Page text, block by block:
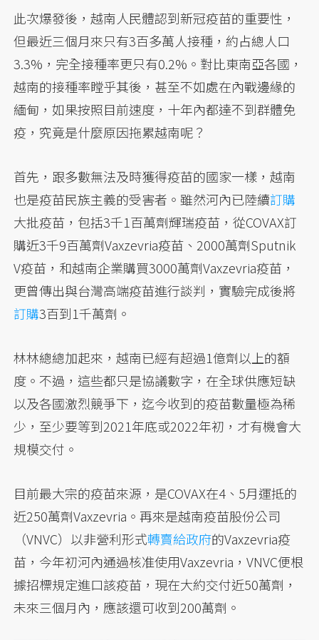
此次爆發後，越南人民體認到新冠疫苗的重要性，
但最近三個月來只有3百多萬人接種，約占總人口
3.3%，完全接種率更只有0.2%。對比東南亞各國，
越南的接種率瞠乎其後，甚至不如處在內戰邊緣的
緬甸，如果按照目前速度，十年內都達不到群體免
疫，究竟是什麼原因拖累越南呢？
首先，跟多數無法及時獲得疫苗的國家一樣，越南
也是疫苗民族主義的受害者。雖然河內已陸續訂購
大批疫苗，包括3千1百萬劑輝瑞疫苗，從COVAX訂
購近3千9百萬劑Vaxzevria疫苗、2000萬劑Sputnik
V疫苗，和越南企業購買3000萬劑Vaxzevria疫苗，
更曾傳出與台灣高端疫苗進行談判，實驗完成後將
訂購3百到1千萬劑。
林林總總加起來，越南已經有超過1億劑以上的額
度。不過，這些都只是協議數字，在全球供應短缺
以及各國激烈競爭下，迄今收到的疫苗數量極為稀
少，至少要等到2021年底或2022年初，才有機會大
規模交付。
目前最大宗的疫苗來源，是COVAX在4、5月運抵的
近250萬劑Vaxzevria。再來是越南疫苗股份公司
（VNVC）以非營利形式轉賣給政府的Vaxzevria疫
苗，今年初河內通過核准使用Vaxzevria，VNVC便根
據招標規定進口該疫苗，現在大約交付近50萬劑，
未來三個月內，應該還可收到200萬劑。